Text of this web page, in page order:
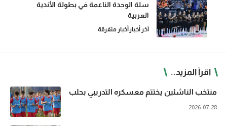
سلة الوحدة الناعمة في بطولة الأندية
العربية
آخر أخبارأخبار متفرقة
اقرأ المزيد..
منتخب الناشئين يختتم معسكره التدريبي بحلب
2026-07-28